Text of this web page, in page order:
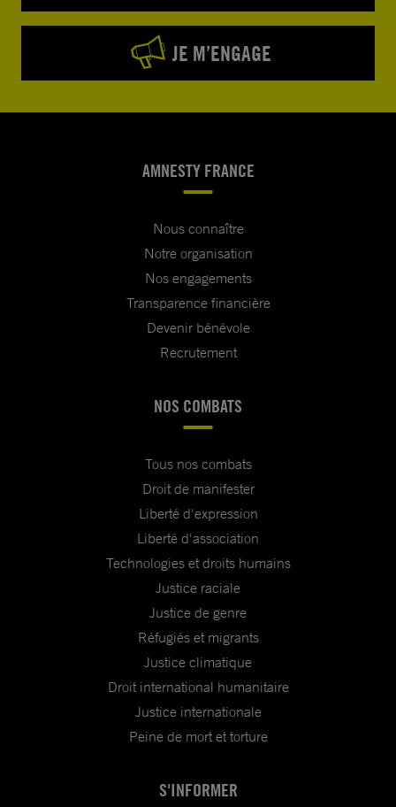
JE M’ENGAGE
AMNESTY FRANCE
Nous connaître
Notre organisation
Nos engagements
Transparence financière
Devenir bénévole
Recrutement
NOS COMBATS
Tous nos combats
Droit de manifester
Liberté d'expression
Liberté d'association
Technologies et droits humains
Justice raciale
Justice de genre
Réfugiés et migrants
Justice climatique
Droit international humanitaire
Justice internationale
Peine de mort et torture
S'INFORMER